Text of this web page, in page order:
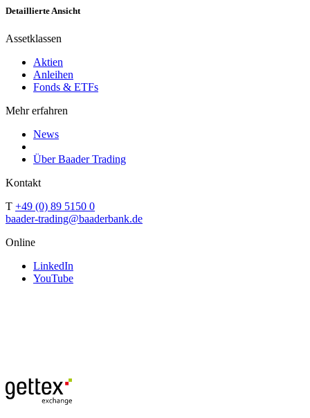
Detaillierte Ansicht
Assetklassen
Aktien
Anleihen
Fonds & ETFs
Mehr erfahren
News
Über Baader Trading
Kontakt
T +49 (0) 89 5150 0
baader-trading@baaderbank.de
Online
LinkedIn
YouTube